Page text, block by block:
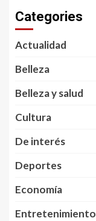
Categories
Actualidad
Belleza
Belleza y salud
Cultura
De interés
Deportes
Economía
Entretenimiento